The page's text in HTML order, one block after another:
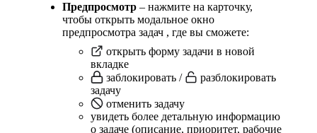
Предпросмотр – нажмите на карточку,
чтобы открыть модальное окно
предпросмотра задач , где вы сможете:
открыть форму задачи в новой
вкладке
заблокировать /
разблокировать
задачу
отменить задачу
увидеть более детальную информацию
о задаче (описание, приоритет, рабочие